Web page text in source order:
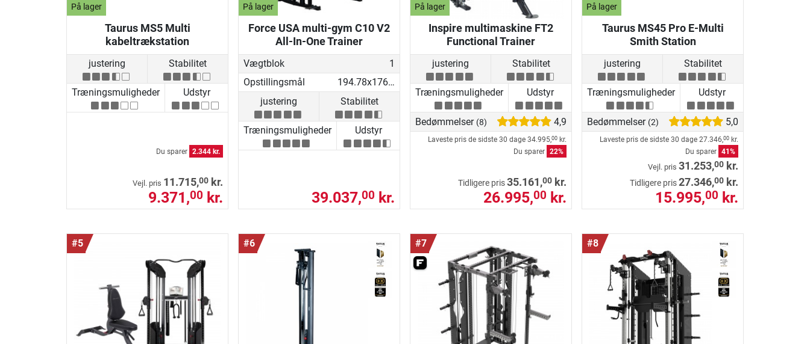
På lager
Taurus MS5 Multi
kabeltrækstation
justering Stabilitet
Træningsmuligheder Udstyr
Du sparer 2.344 kr.
Vejl. pris 11.715,00 kr.
9.371,00 kr.
På lager
Force USA multi-gym C10 V2
All-In-One Trainer
Vægtblok
1
Opstillingsmål
194.78x176.69x219.53 cm
justering
Stabilitet
Træningsmuligheder Udstyr
39.037,00 kr.
På lager
Inspire multimaskine FT2
Functional Trainer
justering Stabilitet
Træningsmuligheder Udstyr
Bedømmelser (8) 4,9
Laveste pris de sidste 30 dage 34.995,00 kr.
Du sparer 22%
Tidligere pris35.161,00 kr.
26.995,00 kr.
På lager
Taurus MS45 Pro E-Multi
Smith Station
justering Stabilitet
Træningsmuligheder Udstyr
Bedømmelser (2) 5,0
Laveste pris de sidste 30 dage 27.346,00 kr.
Du sparer 41%
Vejl. pris 31.253,00 kr.
Tidligere pris27.346,00 kr.
15.995,00 kr.
#5 #6 #7 #8